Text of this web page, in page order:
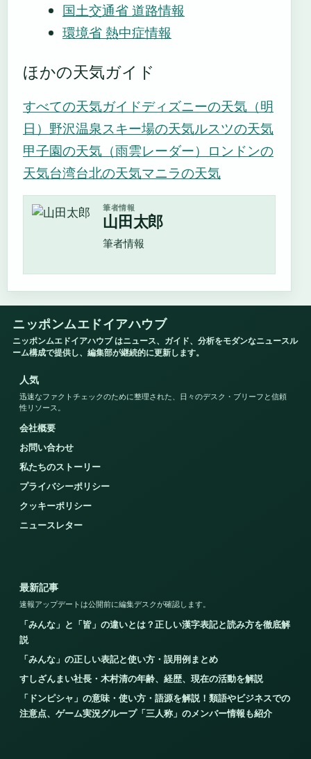
国土交通省 道路情報
環境省 熱中症情報
ほかの天気ガイド
すべての天気ガイドディズニーの天気（明
日） 野沢温泉スキー場の天気ルスツの天気
甲子園の天気（雨雲レーダー） ロンドンの
天気台湾台北の天気マニラの天気
筆者情報
山田太郎
筆者情報
ニッポンムエドイアハウブ
ニッポンムエドイアハウブ はニュース、ガイド、分析をモダンなニュースル
ーム構成で提供し、編集部が継続的に更新します。
人気
迅速なファクトチェックのために整理された、日々のデスク・ブリーフと信頼
性リソース。
会社概要
お問い合わせ
私たちのストーリー
プライバシーポリシー
クッキーポリシー
ニュースレター
最新記事
速報アップデートは公開前に編集デスクが確認します。
「みんな」と「皆」の違いとは？正しい漢字表記と読み方を徹底解
説
「みんな」の正しい表記と使い方・誤用例まとめ
すしざんまい社長・木村清の年齢、経歴、現在の活動を解説
「ドンピシャ」の意味・使い方・語源を解説！類語やビジネスでの
注意点、ゲーム実況グループ「三人称」のメンバー情報も紹介